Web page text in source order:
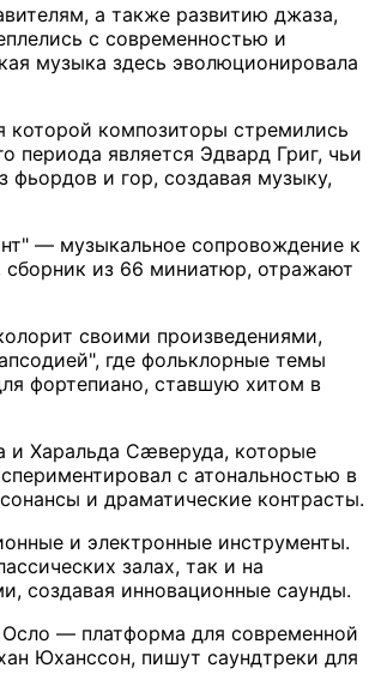
а также развитию джаза,
с современностью и
музыка здесь эволюционировала
которой композиторы стремились
является Эдвард Григ, чьи
фьордов и гор, создавая музыку,
— музыкальное сопровождение к
сборник из 66 миниатюр, отражают
своими произведениями,
где фольклорные темы
фортепиано, ставшую хитом в
и Харальда Сæверуда, которые
с атональностью в
и драматические контрасты.
и электронные инструменты.
залах, так и на
создавая инновационные саунды.
— платформа для современной
Юханссон, пишут саундтреки для